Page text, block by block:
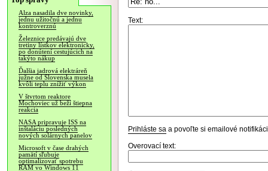
Alza nasadila dve novinky,
jednu užitočnú a jednu
kontroverznú
Železnice predávajú dve
tretiny lístkov elektronicky,
po donútení cestujúcich na
takýto nákup
Ďalšia jadrová elektráreň
južne od Slovenska musela
kvôli teplu znížiť výkon
V štvrtom reaktore
Mochoviec už beží štiepna
reakcia
NASA pripravuje ISS na
inštaláciu posledných
nových solárnych panelov
Microsoft v čase drahých
pamätí sľubuje
optimalizovať spotrebu
RAM vo Windows 11
Text:
Prihláste sa a povoľte si emailové
Overovací text: